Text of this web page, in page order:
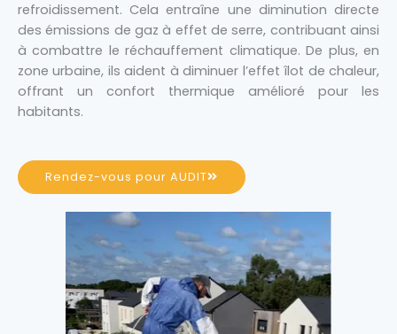
refroidissement. Cela entraîne une diminution directe
des émissions de gaz à effet de serre, contribuant ainsi
à combattre le réchauffement climatique. De plus, en
zone urbaine, ils aident à diminuer l’effet îlot de chaleur,
offrant un confort thermique amélioré pour les
habitants.
Rendez-vous pour AUDIT